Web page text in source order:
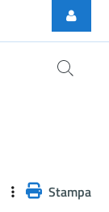
Stampa